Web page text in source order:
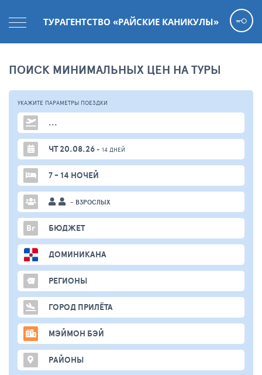
ТУРАГЕНТСТВО «РАЙСКИЕ КАНИКУЛЫ»
ПОИСК МИНИМАЛЬНЫХ ЦЕН НА ТУРЫ
УКАЖИТЕ ПАРАМЕТРЫ ПОЕЗДКИ
...
ЧТ 20.08.26 + 14 ДНЕЙ
7 - 14 НОЧЕЙ
- ВЗРОСЛЫХ
Br БЮДЖЕТ
ДОМИНИКАНА
РЕГИОНЫ
ГОРОД ПРИЛЁТА
МЭЙМОН БЭЙ
РАЙОНЫ